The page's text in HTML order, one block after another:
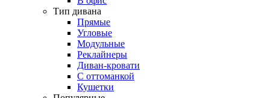
Тип дивана
Прямые
Угловые
Модульные
Реклайнеры
Диван-кровати
С оттоманкой
Кушетки